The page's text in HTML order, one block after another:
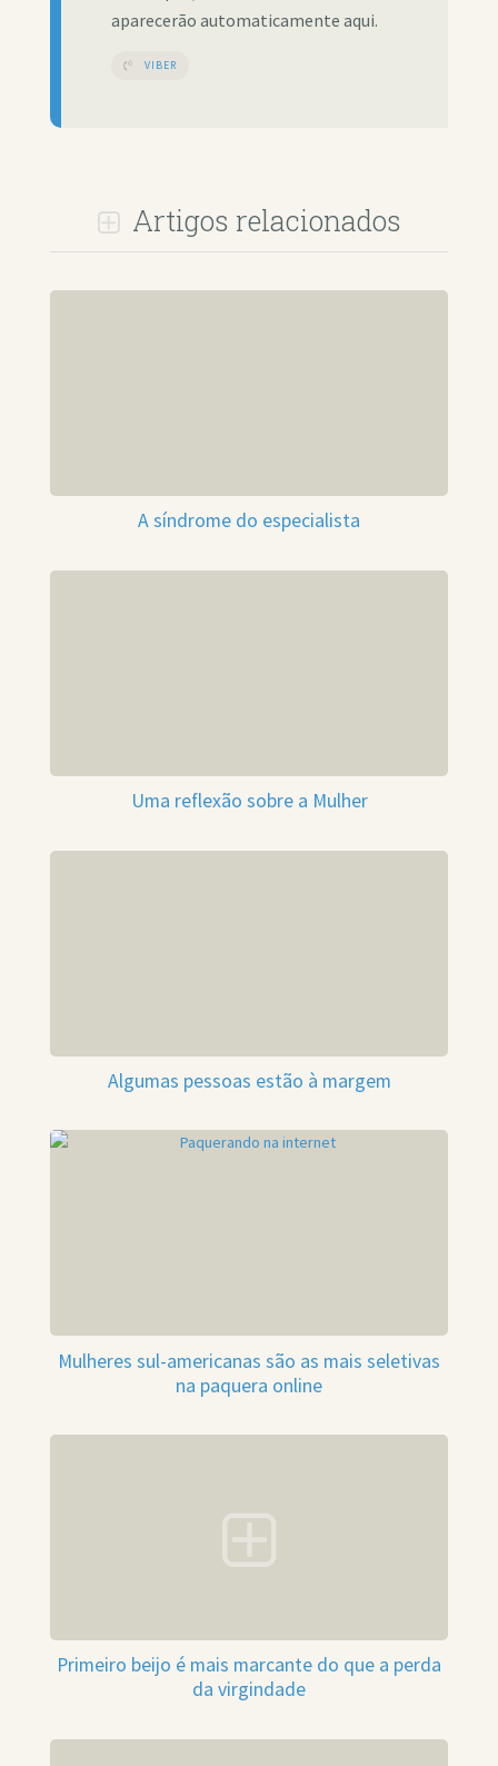
aparecerão automaticamente aqui.
VIBER
Artigos relacionados
A síndrome do especialista
Uma reflexão sobre a Mulher
Algumas pessoas estão à margem
Mulheres sul-americanas são as mais seletivas
na paquera online
Primeiro beijo é mais marcante do que a perda
da virgindade